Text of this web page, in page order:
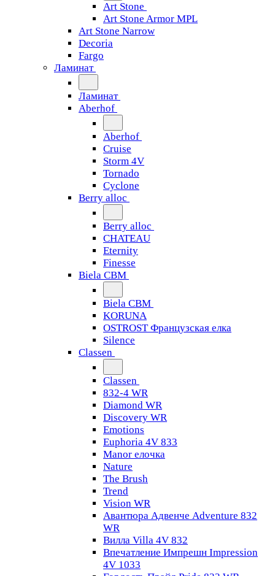
Art Stone
Art Stone Armor MPL
Art Stone Narrow
Decoria
Fargo
Ламинат
Ламинат
Aberhof
Aberhof
Cruise
Storm 4V
Tornado
Сyclone
Berry alloc
Berry alloc
CHATEAU
Eternity
Finesse
Biela CBM
Biela CBM
KORUNA
OSTROST Французская елка
Silence
Classen
Classen
832-4 WR
Diamond WR
Discovery WR
Emotions
Euphoria 4V 833
Manor елочка
Nature
The Brush
Trend
Vision WR
Авантюра Адвенче Adventure 832
WR
Вилла Villa 4V 832
Впечатление Импрешн Impression
4V 1033